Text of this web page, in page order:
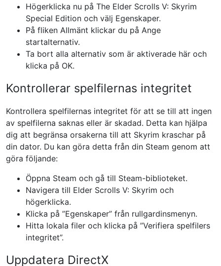
Högerklicka nu på The Elder Scrolls V: Skyrim
Special Edition och välj Egenskaper.
På fliken Allmänt klickar du på Ange
startalternativ.
Ta bort alla alternativ som är aktiverade här och
klicka på OK.
Kontrollerar spelfilernas integritet
Kontrollera spelfilernas integritet för att se till att ingen
av spelfilerna saknas eller är skadad. Detta kan hjälpa
dig att begränsa orsakerna till att Skyrim kraschar på
din dator. Du kan göra detta från din Steam genom att
göra följande:
Öppna Steam och gå till Steam-biblioteket.
Navigera till Elder Scrolls V: Skyrim och
högerklicka.
Klicka på ”Egenskaper” från rullgardinsmenyn.
Hitta lokala filer och klicka på ”Verifiera spelfilers
integritet”.
Uppdatera DirectX